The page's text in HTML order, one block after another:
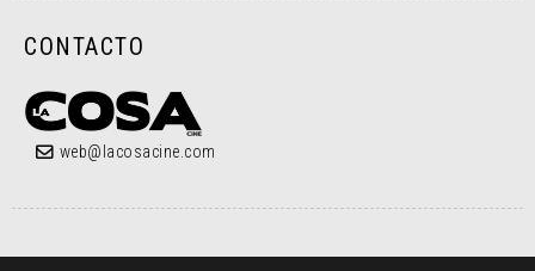
CONTACTO
web@lacosacine.com